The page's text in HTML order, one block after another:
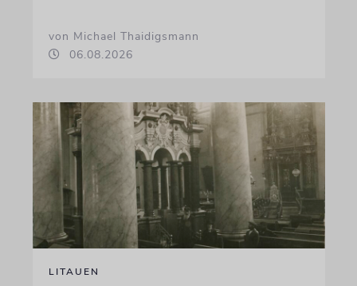
von Michael Thaidigsmann
06.08.2026
LITAUEN